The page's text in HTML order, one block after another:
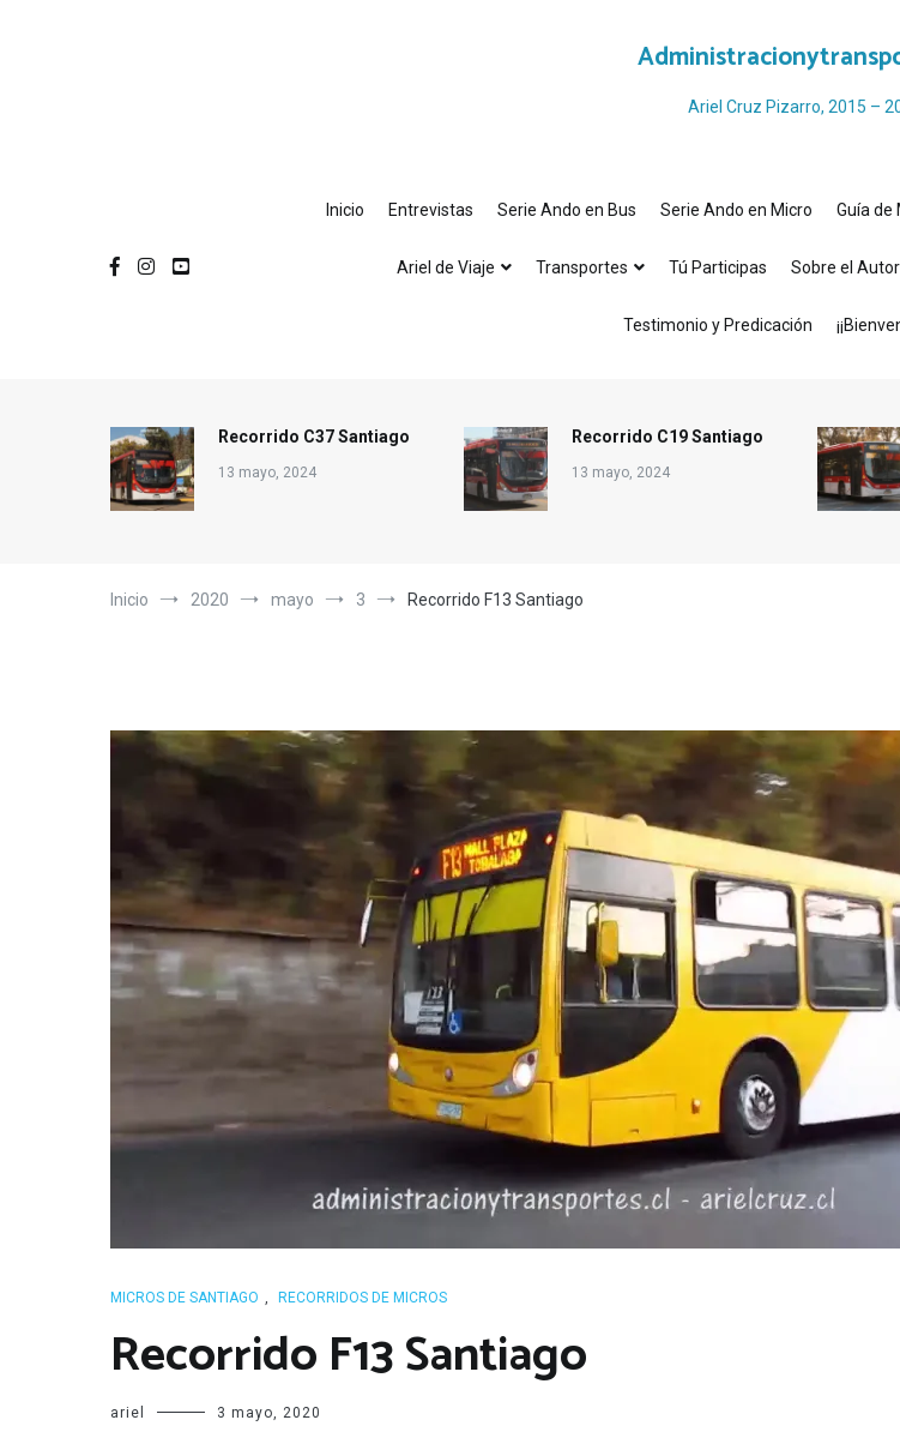
Ariel Cruz Pizarro, 2015 –
Inicio Entrevistas Serie Ando en Bus Serie Ando en Micro Guía de
Ariel de Viaje Transportes Tú Participas Sobre el
Testimonio y Predicación
Recorrido C37 Santiago
13 mayo, 2024
Recorrido C19 Santiago
13 mayo, 2024
Inicio 2020 mayo 3 Recorrido F13 Santiago
MICROS DE SANTIAGO , RECORRIDOS DE MICROS
Recorrido F13 Santiago
ariel 3 mayo, 2020